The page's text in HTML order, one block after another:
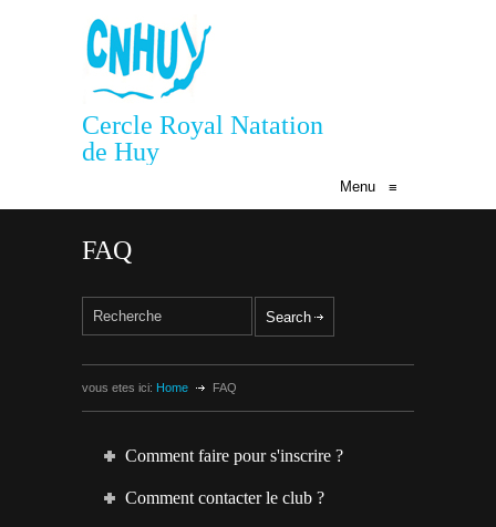
Cercle Royal Natation
de Huy
Menu ≡
FAQ
vous etes ici: Home FAQ
Comment faire pour s'inscrire ?
Comment contacter le club ?